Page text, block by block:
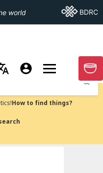
world Go ToBDRC
MORE PAGES
GO
Submit
How to find things?